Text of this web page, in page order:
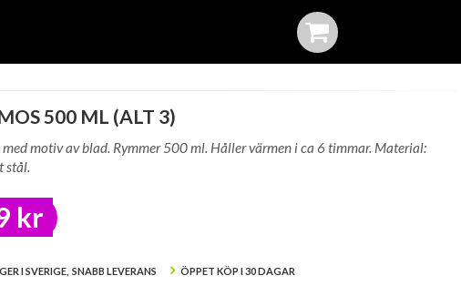
500 ML (ALT 3)
med motiv av blad. Rymmer 500 ml. Håller värmen i ca 6 timmar. Material:
stål.
kr
I SVERIGE, SNABB LEVERANS ÖPPET KÖP I 30 DAGAR